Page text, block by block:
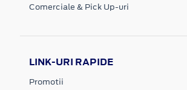
Comerciale & Pick Up-uri
LINK-URI RAPIDE
Promotii